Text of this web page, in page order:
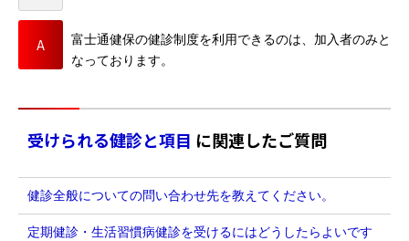
富士通健保の健診制度を利用できるのは、加入者のみと
なっております。
受けられる健診と項目 に関連したご質問
健診全般についての問い合わせ先を教えてください。
定期健診・生活習慣病健診を受けるにはどうしたらよいです